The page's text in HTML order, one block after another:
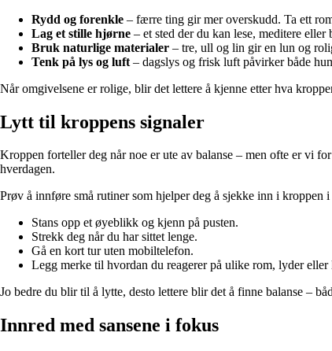
Rydd og forenkle – færre ting gir mer overskudd. Ta ett
Lag et stille hjørne – et sted der du kan lese, meditere eller
Bruk naturlige materialer – tre, ull og lin gir en lun og
Tenk på lys og luft – dagslys og frisk luft påvirker både
Når omgivelsene er rolige, blir det lettere å kjenne etter hva
Lytt til kroppens signaler
Kroppen forteller deg når noe er ute av balanse – men ofte er vi
hverdagen.
Prøv å innføre små rutiner som hjelper deg å sjekke inn i kroppen i
Stans opp et øyeblikk og kjenn på pusten.
Strekk deg når du har sittet lenge.
Gå en kort tur uten mobiltelefon.
Legg merke til hvordan du reagerer på ulike rom, lyder eller
Jo bedre du blir til å lytte, desto lettere blir det å finne balanse –
Innred med sansene i fokus